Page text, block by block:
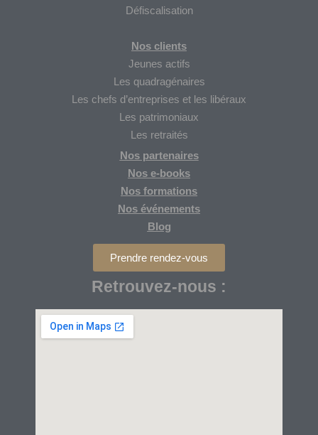
Défiscalisation
Nos clients
Jeunes actifs
Les quadragénaires
Les chefs d’entreprises et les libéraux
Les patrimoniaux
Les retraités
Nos partenaires
Nos e-books
Nos formations
Nos événements
Blog
Prendre rendez-vous
Retrouvez-nous :